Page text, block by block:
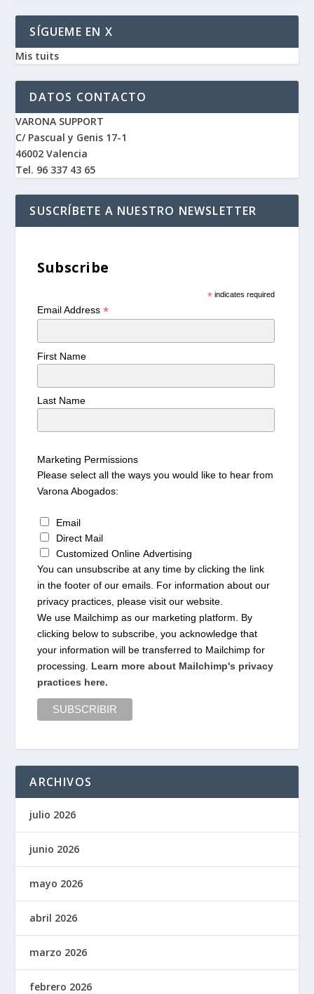
SÍGUEME EN X
Mis tuits
DATOS CONTACTO
VARONA SUPPORT
C/ Pascual y Genis 17-1
46002 Valencia
Tel. 96 337 43 65
SUSCRÍBETE A NUESTRO NEWSLETTER
Subscribe
*indicates required
Email Address*
First Name
Last Name
Marketing Permissions
Please select all the ways you would like to hear from
Varona Abogados:
Email
Direct Mail
Customized Online Advertising
You can unsubscribe at any time by clicking the link
in the footer of our emails. For information about our
privacy practices, please visit our website.
We use Mailchimp as our marketing platform. By
clicking below to subscribe, you acknowledge that
your information will be transferred to Mailchimp for
processing. Learn more about Mailchimp's privacy
practices here.
ARCHIVOS
julio 2026
junio 2026
mayo 2026
abril 2026
marzo 2026
febrero 2026